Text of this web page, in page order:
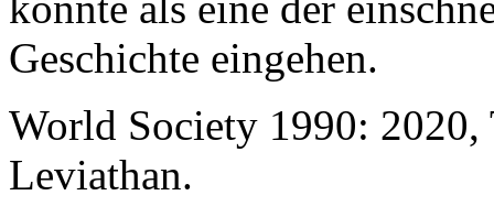
Geschichte eingehen.
World Society 1990: 2020,
Leviathan.